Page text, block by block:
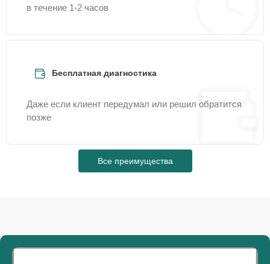
в течение 1-2 часов
Бесплатная диагностика
Даже если клиент передумал или решил обратится
позже
Все преимущества